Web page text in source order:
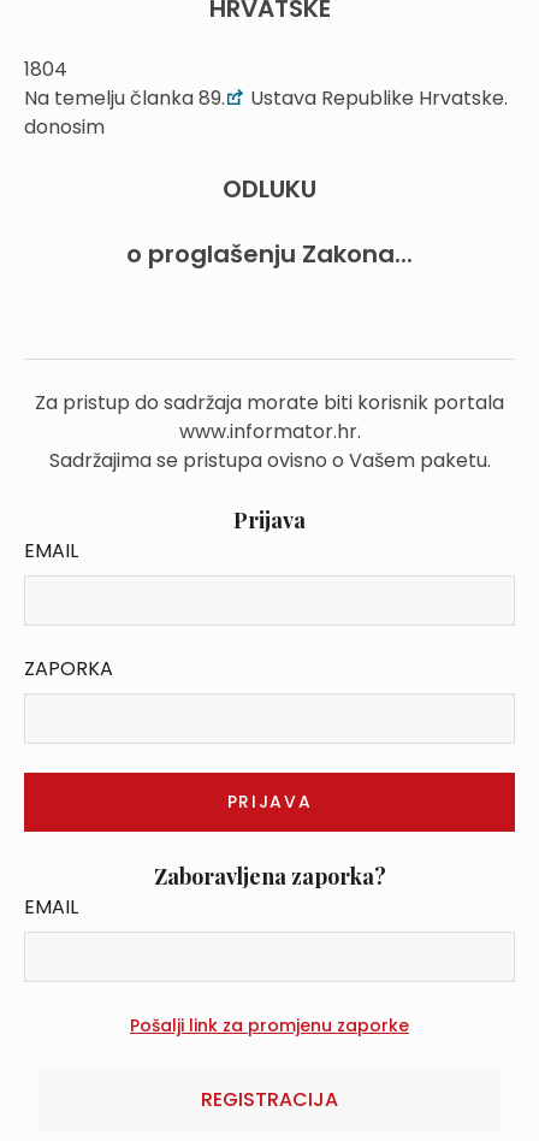
HRVATSKE
1804
Na temelju članka 89.
Ustava Republike Hrvatske.
donosim
ODLUKU
o proglašenju Zakona...
Za pristup do sadržaja morate biti korisnik portala
www.informator.hr.
Sadržajima se pristupa ovisno o Vašem paketu.
Prijava
EMAIL
ZAPORKA
Zaboravljena zaporka?
EMAIL
REGISTRACIJA